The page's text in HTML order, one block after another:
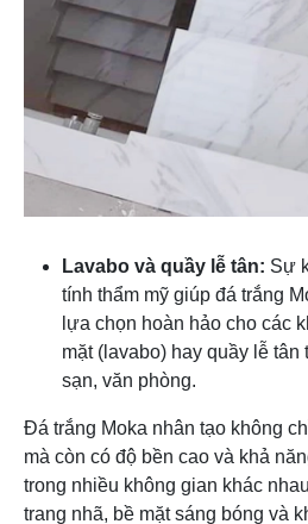
Lavabo và quầy lễ tân: Sự
tính thẩm mỹ giúp đá trắng
lựa chọn hoàn hảo cho các
mặt (lavabo) hay quầy lễ tân
sạn, văn phòng.
Đá trắng Moka nhân tạo không
mà còn có độ bền cao và khả
trong nhiều không gian khác
trang nhã, bề mặt sáng bóng và